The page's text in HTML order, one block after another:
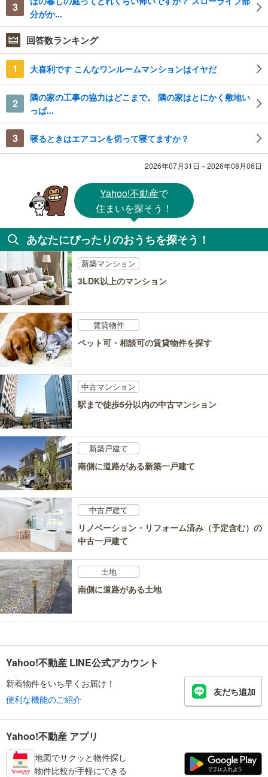
3
分がか...
回答数ランキング
1 大喜利です こんなワンルームマンションはイヤだ
2
隣の家の工事の協力はどこまで。 隣の家はとにかく敷地い
っぱ...
3 寝るときはエアコンを切って寝てますか？
2026年07月31日～2026年08月06日
Yahoo!不動産で
住まいを探そう！
あなたにぴったりのおうちを探そう！
新築マンション
3LDK以上のマンション
賃貸物件
ペット可・相談可の賃貸物件を探す
中古マンション
駅まで徒歩5分以内の中古マンション
新築戸建て
南側に道路がある新築一戸建て
中古戸建て
リノベーション・リフォーム済み（予定含む）の
中古一戸建て
土地
南側に道路がある土地
Yahoo!不動産 LINE公式アカウント
新着物件をいち早くお届け！
便利な機能のご紹介
友だち追加
Yahoo!不動産 アプリ
地図でサクッと物件探し
物件比較が手軽にできる